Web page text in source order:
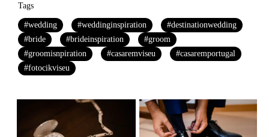
Tags
#wedding #weddinginspiration
#destinationwedding
#bride
#brideinspiration
#groom
#groomisnpiration
#casaremviseu
#casaremportugal
#fotocikviseu